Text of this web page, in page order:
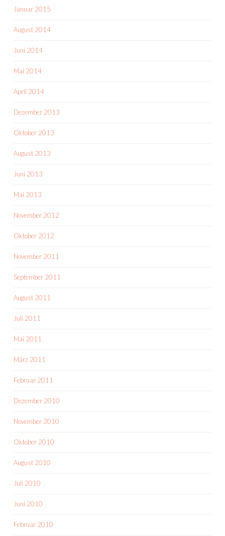
Januar 2015
August 2014
Juni 2014
Mai 2014
April 2014
Dezember 2013
Oktober 2013
August 2013
Juni 2013
Mai 2013
November 2012
Oktober 2012
November 2011
September 2011
August 2011
Juli 2011
Mai 2011
März 2011
Februar 2011
Dezember 2010
November 2010
Oktober 2010
August 2010
Juli 2010
Juni 2010
Februar 2010